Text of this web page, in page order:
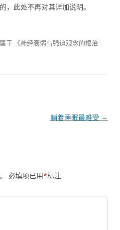
，此处不再对其详加说明。
于 《神经衰弱与强迫观念的根治
躺着睡眠最难受 →
必填项已用*标注